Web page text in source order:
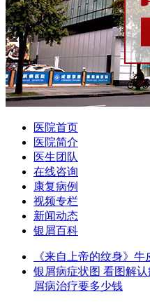
医院首页
医院简介
医生团队
在线咨询
康复病例
视频专栏
新闻动态
银屑百科
《来自上帝的纹身》 牛
银屑病症状图 看图解
屑病治疗要多少钱